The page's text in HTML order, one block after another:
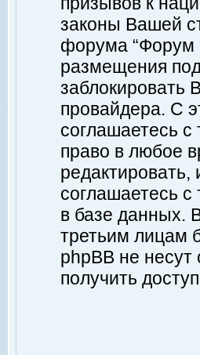
законы Вашей
форума “Форум
размещения
заблокировать
провайдера. С
соглашаетесь с
право в любое
соглашаетесь
в базе данных.
третьим лицам
phpBB не несут
получить